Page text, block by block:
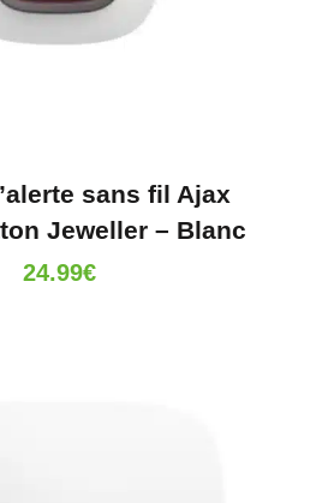
sans fil Ajax
Jeweller – Blanc
24.99€